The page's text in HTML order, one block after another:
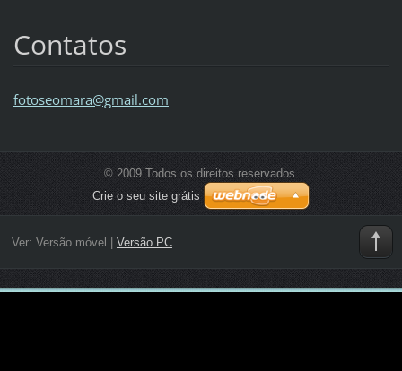
Contatos
fotoseomara@gmail.com
© 2009 Todos os direitos reservados.
Crie o seu site grátis
Ver: Versão móvel Versão PC